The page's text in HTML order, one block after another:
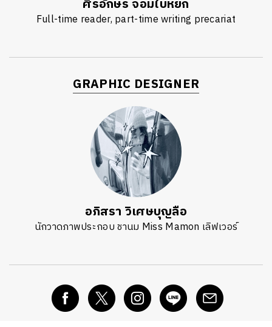
ศิรอักษร จอมใบหยก
Full-time reader, part-time writing precariat
GRAPHIC DESIGNER
อภิสรา วิเศษบุญลือ
นักวาดภาพประกอบ ชานม Miss Mamon เลิฟเวอร์